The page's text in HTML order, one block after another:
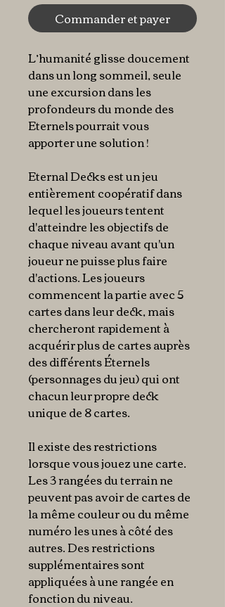
Commander et payer
L’humanité glisse doucement
dans un long sommeil, seule
une excursion dans les
profondeurs du monde des
Eternels pourrait vous
apporter une solution !
Eternal Decks est un jeu
entièrement coopératif dans
lequel les joueurs tentent
d'atteindre les objectifs de
chaque niveau avant qu'un
joueur ne puisse plus faire
d'actions. Les joueurs
commencent la partie avec 5
cartes dans leur deck, mais
chercheront rapidement à
acquérir plus de cartes auprès
des différents Éternels
(personnages du jeu) qui ont
chacun leur propre deck
unique de 8 cartes.
Il existe des restrictions
lorsque vous jouez une carte.
Les 3 rangées du terrain ne
peuvent pas avoir de cartes de
la même couleur ou du même
numéro les unes à côté des
autres. Des restrictions
supplémentaires sont
appliquées à une rangée en
fonction du niveau.